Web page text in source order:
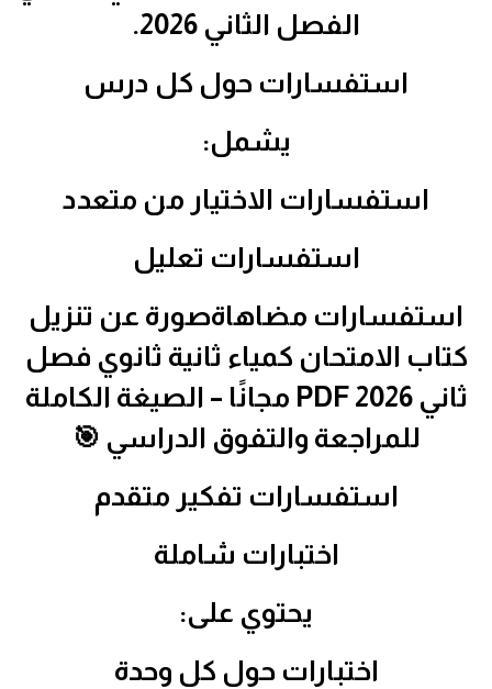
الفصل الثاني 2026.
استفسارات حول كل درس
يشمل:
استفسارات الاختيار من متعدد
استفسارات تعليل
استفسارات مضاهاةصورة عن تنزيل
كتاب الامتحان كمياء ثانية ثانوي فصل
ثاني 2026 PDF مجانًا – الصيغة الكاملة
للمراجعة والتفوق الدراسي 🎯
استفسارات تفكير متقدم
اختبارات شاملة
يحتوي على:
اختبارات حول كل وحدة